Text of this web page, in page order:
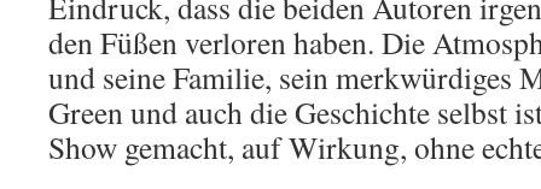
den Füßen verloren haben. Die
und seine Familie, sein merkwürdiges
Green und auch die Geschichte selbst
Show gemacht, auf Wirkung, ohne